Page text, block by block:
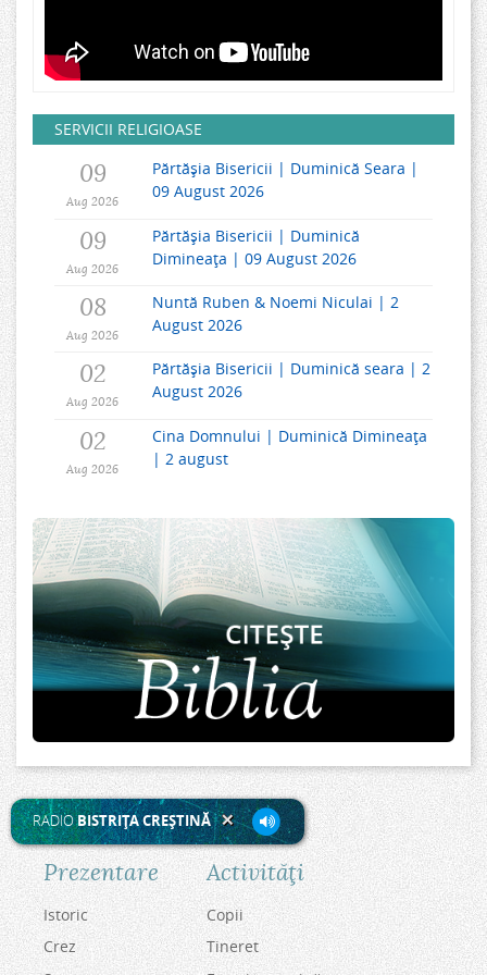
SERVICII RELIGIOASE
09
Aug 2026
Părtășia Bisericii | Duminică Seara |
09 August 2026
09
Aug 2026
Părtășia Bisericii | Duminică
Dimineața | 09 August 2026
08
Aug 2026
Nuntă Ruben & Noemi Niculai | 2
August 2026
02
Aug 2026
Părtășia Bisericii | Duminică seara | 2
August 2026
02
Aug 2026
Cina Domnului | Duminică Dimineața
| 2 august
RADIOBISTRIŢA CREŞTINĂ
Prezentare
Istoric
Crez
Activităţi
Copii
Tineret